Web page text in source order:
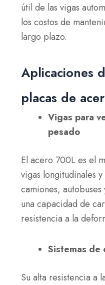
útil de las vigas
los costos de
largo plazo.
Aplicaciones
placas de
Vigas para
pesado
El acero 700L es el
vigas longitudinales
camiones,
una capacidad de
resistencia a la
Sistemas de
Su alta resistencia a